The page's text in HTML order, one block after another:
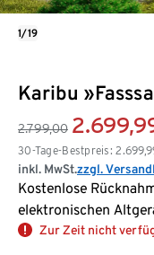
Karibu
2.799,00
30-Tage-Bestpreis:
inkl. MwSt.zzgl.
Kostenlose
elektronischen
Zur Zeit nicht
1/19